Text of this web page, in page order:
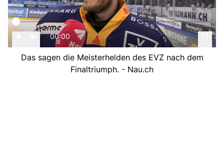
00:00
Das sagen die Meisterhelden des EVZ nach dem
Finaltriumph. - Nau.ch